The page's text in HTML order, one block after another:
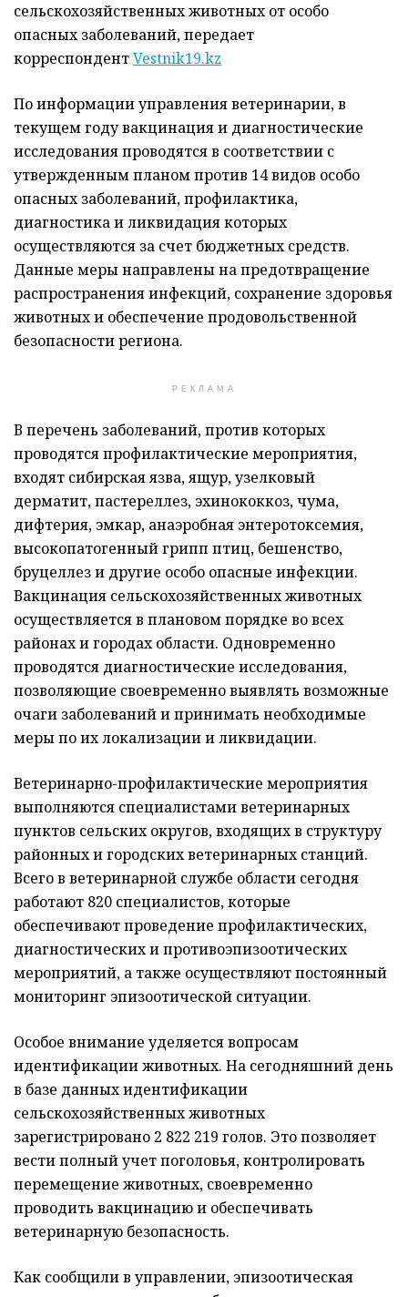
сельскохозяйственных животных от особо
опасных заболеваний, передает
корреспондентVestnik19.kz
По информации управления ветеринарии, в
текущем году вакцинация и диагностические
исследования проводятся в соответствии с
утвержденным планом против 14 видов особо
опасных заболеваний, профилактика,
диагностика и ликвидация которых
осуществляются за счет бюджетных средств.
Данные меры направлены на предотвращение
распространения инфекций, сохранение здоровья
животных и обеспечение продовольственной
безопасности региона.
РЕКЛАМА
В перечень заболеваний, против которых
проводятся профилактические мероприятия,
входят сибирская язва, ящур, узелковый
дерматит, пастереллез, эхинококкоз, чума,
дифтерия, эмкар, анаэробная энтеротоксемия,
высокопатогенный грипп птиц, бешенство,
бруцеллез и другие особо опасные инфекции.
Вакцинация сельскохозяйственных животных
осуществляется в плановом порядке во всех
районах и городах области. Одновременно
проводятся диагностические исследования,
позволяющие своевременно выявлять возможные
очаги заболеваний и принимать необходимые
меры по их локализации и ликвидации.
Ветеринарно-профилактические мероприятия
выполняются специалистами ветеринарных
пунктов сельских округов, входящих в структуру
районных и городских ветеринарных станций.
Всего в ветеринарной службе области сегодня
работают 820 специалистов, которые
обеспечивают проведение профилактических,
диагностических и противоэпизоотических
мероприятий, а также осуществляют постоянный
мониторинг эпизоотической ситуации.
Особое внимание уделяется вопросам
идентификации животных. На сегодняшний день
в базе данных идентификации
сельскохозяйственных животных
зарегистрировано 2 822 219 голов. Это позволяет
вести полный учет поголовья, контролировать
перемещение животных, своевременно
проводить вакцинацию и обеспечивать
ветеринарную безопасность.
Как сообщили в управлении, эпизоотическая